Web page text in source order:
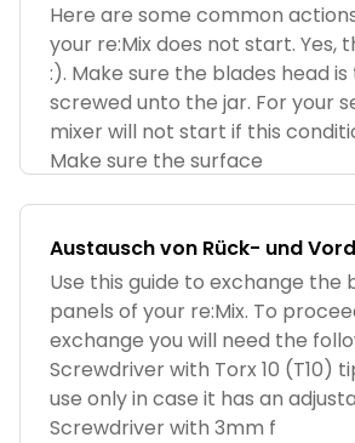
Here are some common
your re:Mix does not start. Yes,
:). Make sure the blades head
screwed unto the jar. For your
mixer will not start if this
Make sure the surface
Austausch von Rück- und
Use this guide to exchange the
panels of your re:Mix. To
exchange you will need the
Screwdriver with Torx 10 (T10)
use only in case it has an
Screwdriver with 3mm f